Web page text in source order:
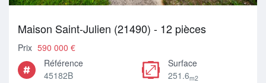
Maison Saint-Julien (21490) - 12 pièces
Prix 590 000 €
Référence
45182B
Surface
251.6m2